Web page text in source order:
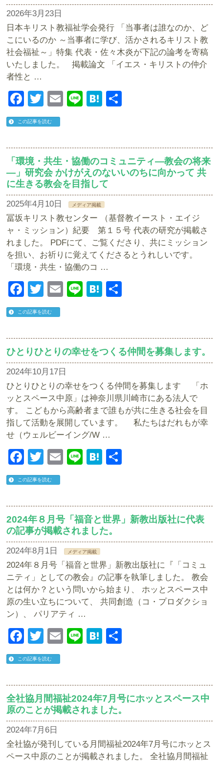
2026年3月23日
日本キリスト教福祉学会発行 「当事者は誰なのか、ど
こにいるのか ～当事者に学び、活かされるキリスト教
社会福祉～」特集 代表・佐々木炎が下記の論考を寄稿
いたしました。 掲載論文 「イエス・キリストの仲介
者性と …
Facebook
Twitter
EmailLineHatena
この記事を読む
「環境・共生・協働のコミュニティ―教会の将来
―」研究会 かけがえのないいのちに向かって 共
に生きる教会を目指して
2025年4月10日 メディア掲載
冨坂キリスト教センター （基督教イースト・エイジ
ャ・ミッション）紀要 第１５号 代表の研究が掲載さ
れました。 PDFにて、ご覧くださり、共にミッション
を担い、お祈りに覚えてくださるとうれしいです。
「環境・共生・協働のコ …
Facebook
Twitter
EmailLineHatena
この記事を読む
ひとりひとりの幸せをつくる仲間を募集します。
2024年10月17日
ひとりひとりの幸せをつくる仲間を募集します 「ホ
ッとスペース中原」は神奈川県川崎市にある法人で
す。 こどもから高齢者まで誰もが共に生きる社会を目
指して活動を展開しています。 私たちはだれもが幸
せ（ウェルビーイング/W …
Facebook
Twitter
EmailLineHatena
この記事を読む
2024年８月号「福音と世界」新教出版社に代表
の記事が掲載されました。
2024年8月1日 メディア掲載
2024年８月号「福音と世界」新教出版社に『「コミュ
ニティ」としての教会』の記事を執筆しました。 教会
とは何か？という問いから始まり、 ホッとスペース中
原の生い立ちについて、 共同創造（コ・プロダクショ
ン）、 パリアティ …
Facebook
Twitter
EmailLineHatena
この記事を読む
全社協月間福祉2024年7月号にホッとスペース中
原のことが掲載されました。
2024年7月6日
全社協が発刊している月間福祉2024年7月号にホッとス
ペース中原のことが掲載されました。 全社協月間福祉